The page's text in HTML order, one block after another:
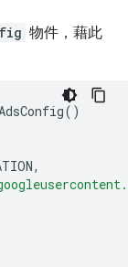
物件，藉此
()
,